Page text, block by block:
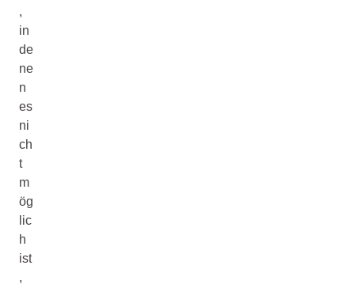
,
in
de
ne
n
es
ni
ch
t
m
ög
lic
h
ist
,